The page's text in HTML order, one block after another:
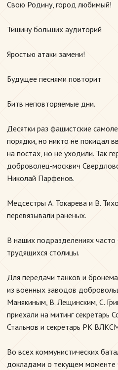
Свою Родину, город любимый!
Тишину больших аудиторий
Яростью атаки замени!
Будущее песнями повторит
Битв неповторяемые дни.
Десятки раз фашистские
порядки, но никто не покидал
на постах, но не уходили. Так
доброволец-москвич
Николай Парфенов.
Медсестры А. Токарева и В.
перевязывали раненых.
В наших подразделениях
трудящихся столицы.
Для передачи танков и
из военных заводов
Манякиным, В. Лещинским, С.
приехали на митинг секретарь
Стальнов и секретарь РК
Во всех коммунистических
докладами о текущем моменте